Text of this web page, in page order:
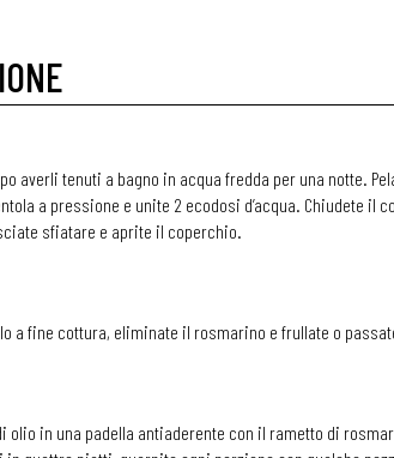
averli tenuti a bagno in acqua fredda per una notte.
a pressione e unite 2 ecodosi d’acqua. Chiudete
sfiatare e aprite il coperchio.
a fine cottura, eliminate il rosmarino e frullate o
olio in una padella antiaderente con il rametto di